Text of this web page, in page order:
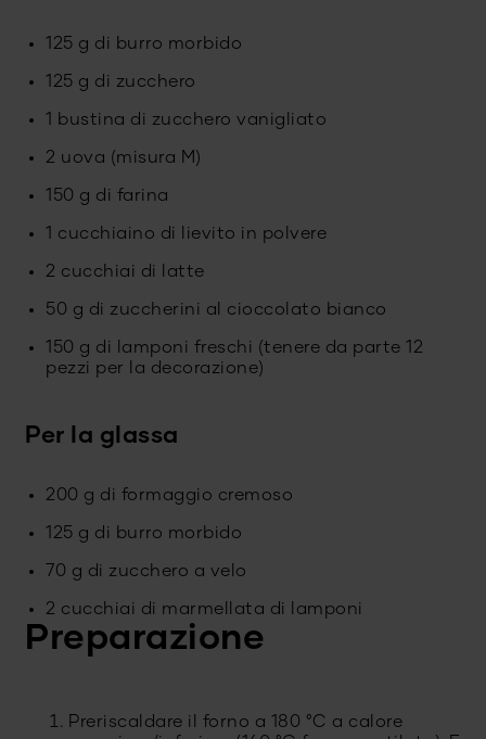
125 g di burro morbido
125 g di zucchero
1 bustina di zucchero vanigliato
2 uova (misura M)
150 g di farina
1 cucchiaino di lievito in polvere
2 cucchiai di latte
50 g di zuccherini al cioccolato bianco
150 g di lamponi freschi (tenere da parte 12
pezzi per la decorazione)
Per la glassa
200 g di formaggio cremoso
125 g di burro morbido
70 g di zucchero a velo
2 cucchiai di marmellata di lamponi
Preparazione
Preriscaldare il forno a 180 °C a calore